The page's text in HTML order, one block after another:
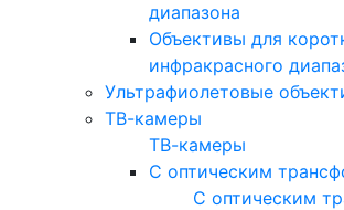
диапазона
Объективы для
инфракрасного
Ультрафиолетовые
ТВ-камеры
ТВ-камеры
С оптическим
С оптическим